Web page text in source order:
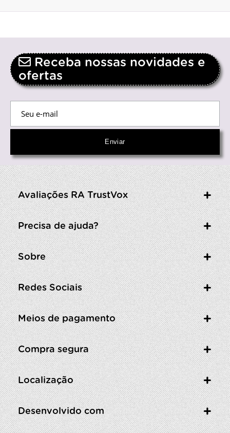
Receba nossas novidades e
ofertas
Avaliações RA TrustVox
Precisa de ajuda?
Sobre
Redes Sociais
Meios de pagamento
Compra segura
Localização
Desenvolvido com